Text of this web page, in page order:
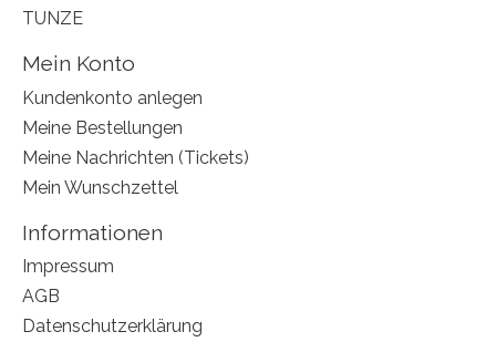
TUNZE
Mein Konto
Kundenkonto anlegen
Meine Bestellungen
Meine Nachrichten (Tickets)
Mein Wunschzettel
Informationen
Impressum
AGB
Datenschutzerklärung